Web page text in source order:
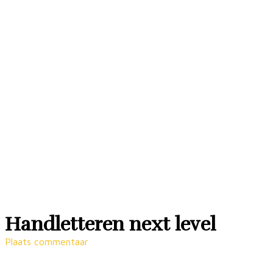
Handletteren next level
Plaats commentaar